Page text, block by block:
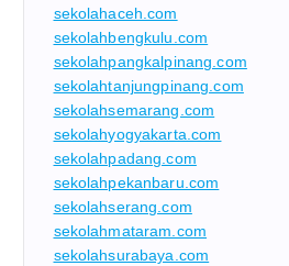
sekolahaceh.com
sekolahbengkulu.com
sekolahpangkalpinang.com
sekolahtanjungpinang.com
sekolahsemarang.com
sekolahyogyakarta.com
sekolahpadang.com
sekolahpekanbaru.com
sekolahserang.com
sekolahmataram.com
sekolahsurabaya.com